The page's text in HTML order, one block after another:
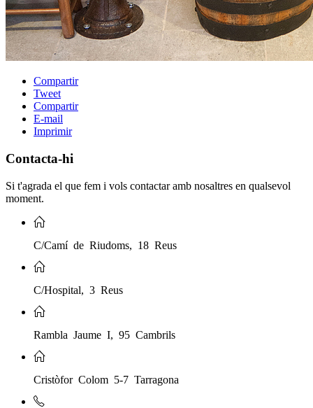
Compartir
Tweet
Compartir
E-mail
Imprimir
Contacta-hi
Si t'agrada el que fem i vols contactar amb nosaltres en qualsevol
moment.
C/Camí de Riudoms, 18 Reus
C/Hospital, 3 Reus
Rambla Jaume I, 95 Cambrils
Cristòfor Colom 5-7 Tarragona